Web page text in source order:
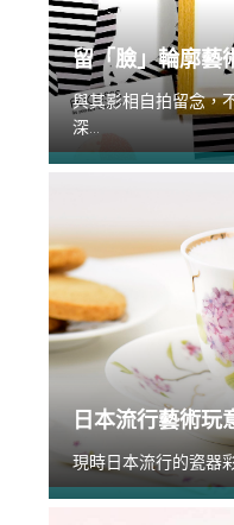
留「臉」輪廓藝
與其影相自拍留念，
深...
日本流行藝術玩
現時日本流行的瓷器